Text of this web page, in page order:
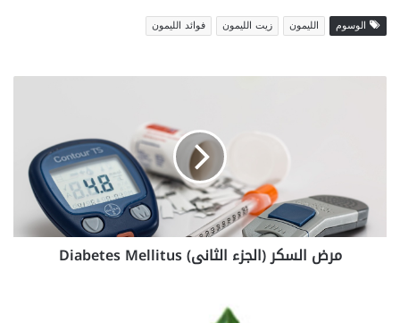
الوسوم الليمون زيت الليمون فوائد الليمون
(
مرض السكر (الجزء الثانى) Diabetes Mellitus